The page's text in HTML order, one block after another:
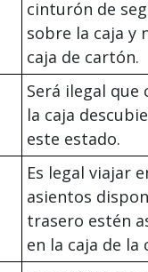
cinturón de
sobre la caja y
caja de cartón.
Será ilegal
la caja
este estado.
Es legal viajar
asientos
trasero estén
en la caja de